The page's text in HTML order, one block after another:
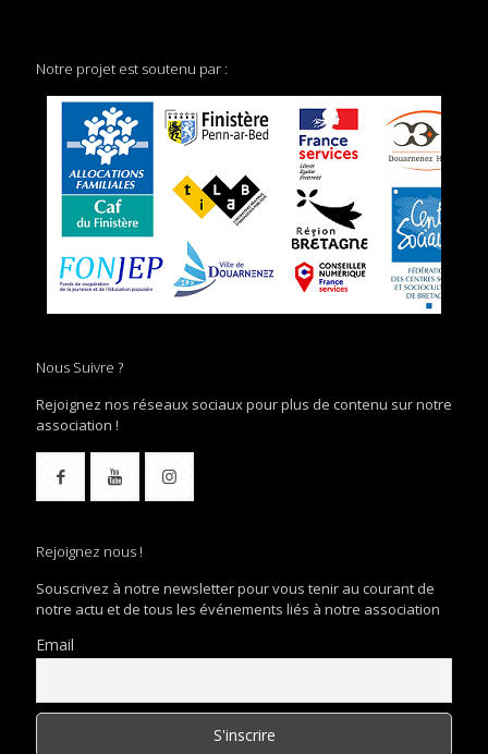
Notre projet est soutenu par :
Nous Suivre ?
Rejoignez nos réseaux sociaux pour plus de contenu sur notre
association !
Rejoignez nous !
Souscrivez à notre newsletter pour vous tenir au courant de
notre actu et de tous les événements liés à notre association
Email